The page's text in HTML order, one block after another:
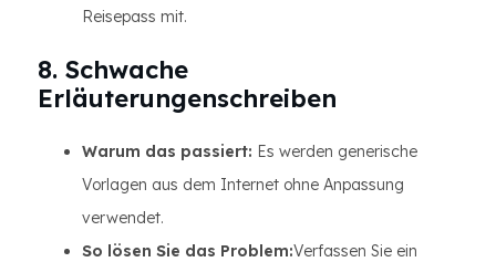
Reisepass mit.
8. Schwache
Erläuterungenschreiben
Warum das passiert: Es werden generische
Vorlagen aus dem Internet ohne Anpassung
verwendet.
So lösen Sie das Problem:Verfassen Sie ein